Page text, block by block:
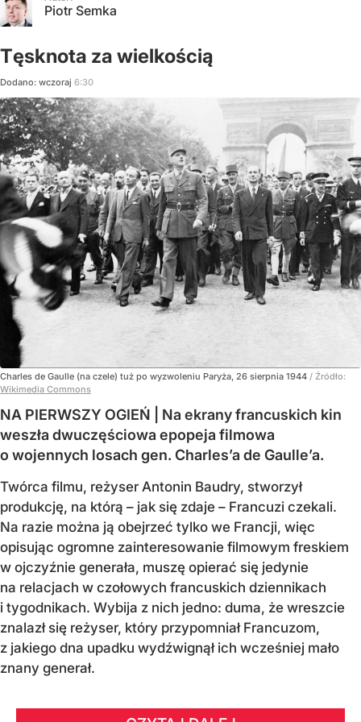
Piotr Semka
Tęsknota za wielkością
Dodano: wczoraj 6:30
Charles de Gaulle (na czele) tuż po wyzwoleniu Paryża, 26 sierpnia 1944 / Źródło:
Wikimedia Commons
NA PIERWSZY OGIEŃ | Na ekrany francuskich kin
weszła dwuczęściowa epopeja filmowa
o wojennych losach gen. Charles’a de Gaulle’a.
Twórca filmu, reżyser Antonin Baudry, stworzył
produkcję, na którą – jak się zdaje – Francuzi czekali.
Na razie można ją obejrzeć tylko we Francji, więc
opisując ogromne zainteresowanie filmowym freskiem
w ojczyźnie generała, muszę opierać się jedynie
na relacjach w czołowych francuskich dziennikach
i tygodnikach. Wybija z nich jedno: duma, że wreszcie
znalazł się reżyser, który przypomniał Francuzom,
z jakiego dna upadku wydźwignął ich wcześniej mało
znany generał.